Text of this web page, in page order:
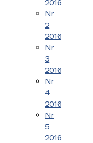
2016
Nr
2
2016
Nr
3
2016
Nr
4
2016
Nr
5
2016